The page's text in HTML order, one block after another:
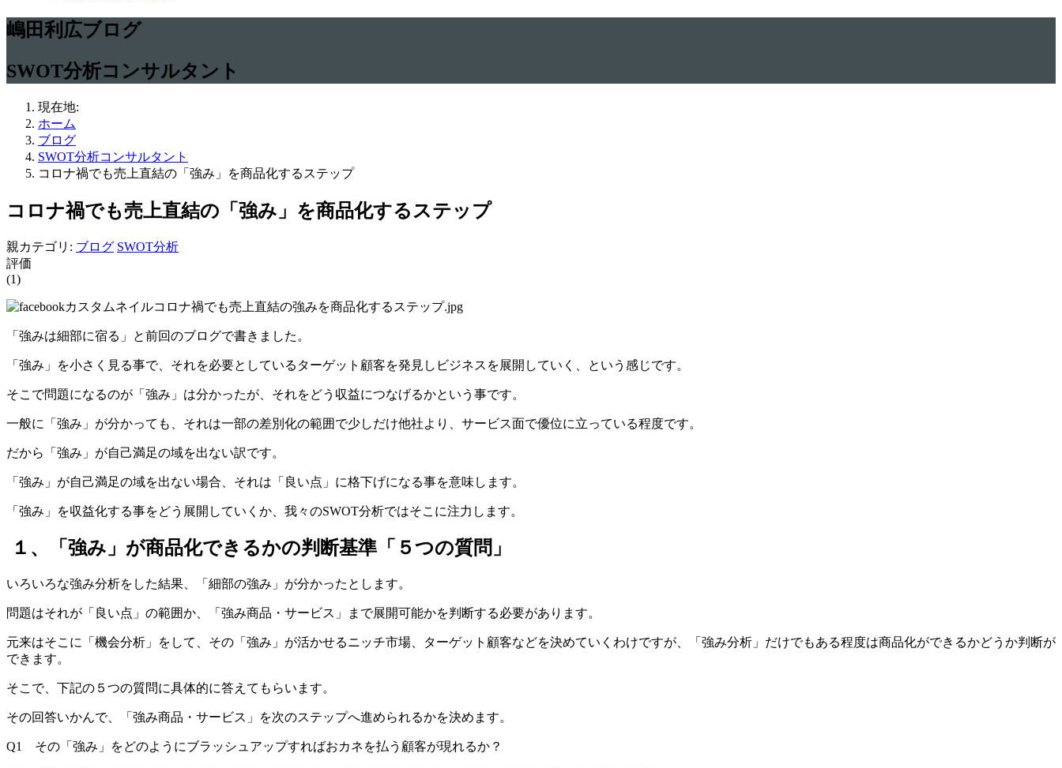
嶋田利広ブログ
SWOT分析コンサルタント
現在地:
ホーム
ブログ
SWOT分析コンサルタント
コロナ禍でも売上直結の「強み」を商品化するステップ
コロナ禍でも売上直結の「強み」を商品化するステップ
親カテゴリ: ブログ SWOT分析
評価
(1)
「強みは細部に宿る」と前回のブログで書きました。
「強み」を小さく見る事で、それを必要としているターゲット顧客を発見しビジネスを展開していく、という感じです。
そこで問題になるのが「強み」は分かったが、それをどう収益につなげるかという事です。
一般に「強み」が分かっても、それは一部の差別化の範囲で少しだけ他社より、サービス面で優位に立っている程度です。
だから「強み」が自己満足の域を出ない訳です。
「強み」が自己満足の域を出ない場合、それは「良い点」に格下げになる事を意味します。
「強み」を収益化する事をどう展開していくか、我々のSWOT分析ではそこに注力します。
１、「強み」が商品化できるかの判断基準「５つの質問」
いろいろな強み分析をした結果、「細部の強み」が分かったとします。
問題はそれが「良い点」の範囲か、「強み商品・サービス」まで展開可能かを判断する必要があります。
元来はそこに「機会分析」をして、その「強み」が活かせるニッチ市場、ターゲット顧客などを決めていくわけですが、「強み分析」だけでもある程度は商品化ができるかどうか判断が
できます。
そこで、下記の５つの質問に具体的に答えてもらいます。
その回答いかんで、「強み商品・サービス」を次のステップへ進められるかを決めます。
Q1 その「強み」をどのようにブラッシュアップすればおカネを払う顧客が現れるか？